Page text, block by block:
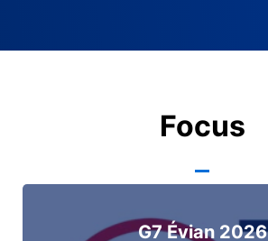
Focus
G7 Évian 2026